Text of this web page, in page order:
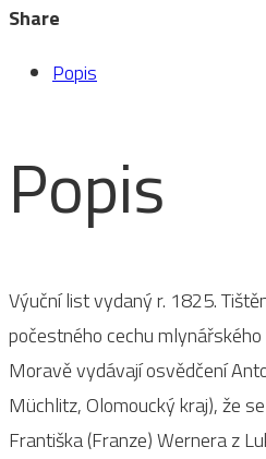
množství
Share
Popis
Popis
Výuční list vydaný r. 1825.
počestného cechu
Moravě vydávají osvědčení
Müchlitz, Olomoucký kraj), že
Františka (Franze) Wernera z